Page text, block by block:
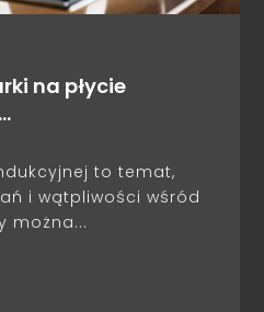
na płycie
to temat,
i wątpliwości wśród
można...